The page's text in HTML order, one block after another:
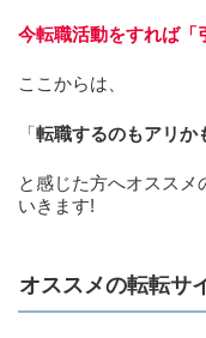
今転職活動をすれば「
ここからは、
「転職するのもアリか
と感じた方へオススメ
いきます!
オススメの転転サ